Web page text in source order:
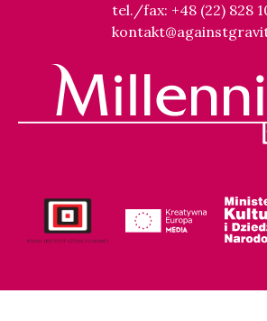
tel./fax: +48 (22) 828